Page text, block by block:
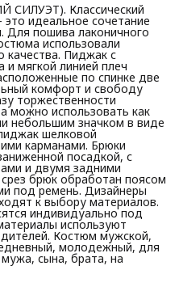
Классический
идеальное сочетание
Для пошива лаконичного
использовали
качества. Пиджак с
и мягкой линией плеч
по спинке две
комфорт и свободу
торжественности
можно использовать как
небольшим значком в виде
шелковой
карманами. Брюки
посадкой, с
и двумя задними
брюк обработан поясом
под ремень. Дизайнеры
к выбору материалов.
индивидуально под
используют
Костюм мужской,
молодежный, для
сына, брата, на